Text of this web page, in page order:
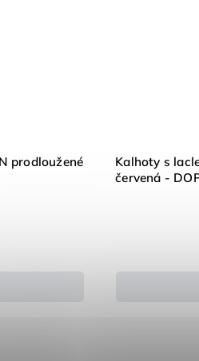
prodloužené
Kalhoty s laclem
červená -